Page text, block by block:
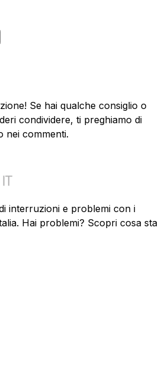
Se hai qualche consiglio o
condividere, ti preghiamo di
nei commenti.
interruzioni e problemi con i
Hai problemi? Scopri cosa sta